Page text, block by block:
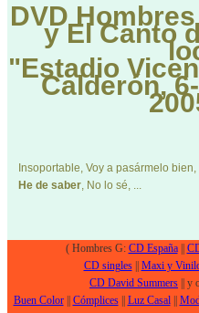
DVDHombres
y El Canto
"Estadio
Calderón,
Insoportable, Voy a pasármelo bien,
He de saber, No lo sé, ...
( Hombres G: CD España||
CD singles|| Maxi y
CD David Summers || y
Buen Color|| Cómplices|| Luz Casal||